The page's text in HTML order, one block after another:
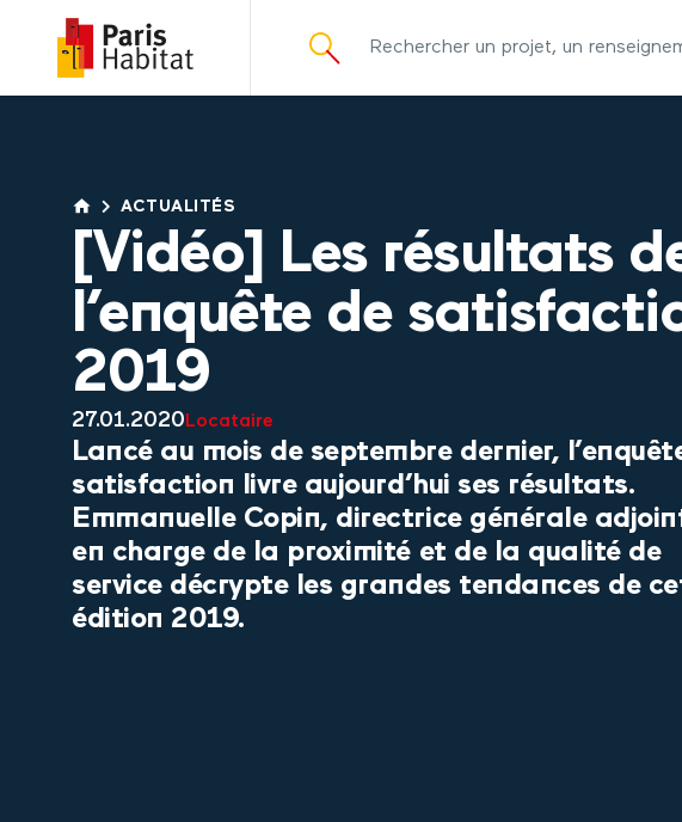
principal
ACTUALITÉS
[Vidéo] Les résultats
l’enquête de
2019
27.01.2020 Locataire
Lancé au mois de septembre dernier,
satisfaction livre aujourd’hui ses résultats.
Emmanuelle Copin, directrice générale
en charge de la proximité et de la qualité de
service décrypte les grandes tendances de
édition 2019.